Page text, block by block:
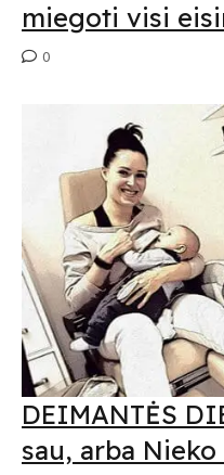
miegoti visi
0
DEIMANTĖS
sau, arba